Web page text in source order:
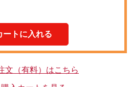
文（有料）はこちら